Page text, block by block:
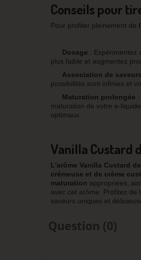
Conseils pour
Pour profiter pleinement de
· Dosage : Expérimentez
plus faible et augmentez
· Association de saveurs
possibilités sont infinies et
· Maturation prolongée
maturation de votre e-
optimaux.
Vanilla Custard
L'arôme Vanilla Custard de
crémeuse et de crème
maturation appropriées,
avec cet arôme. Profitez de
saveurs uniques et
Question (0)